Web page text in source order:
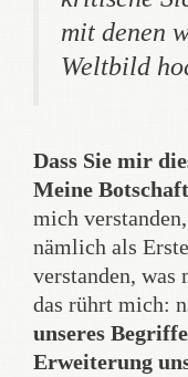
mit denen
Weltbild
Dass Sie mir
Meine
mich
nämlich als
verstanden,
das rührt mich:
unseres
Erweiterung